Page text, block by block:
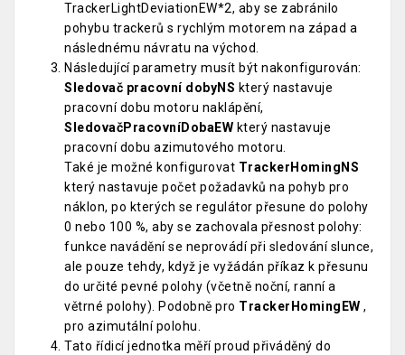
TrackerLightDeviationEW*2, aby se zabránilo
pohybu trackerů s rychlým motorem na západ a
následnému návratu na východ.
Následující parametry musít být nakonfigurován:
Sledovač pracovní dobyNS který nastavuje
pracovní dobu motoru naklápění,
SledovačPracovníDobaEW který nastavuje
pracovní dobu azimutového motoru.
Také je možné konfigurovat TrackerHomingNS
který nastavuje počet požadavků na pohyb pro
náklon, po kterých se regulátor přesune do polohy
0 nebo 100 %, aby se zachovala přesnost polohy:
funkce navádění se neprovádí při sledování slunce,
ale pouze tehdy, když je vyžádán příkaz k přesunu
do určité pevné polohy (včetně noční, ranní a
větrné polohy). Podobně pro TrackerHomingEW ,
pro azimutální polohu.
Tato řídicí jednotka měří proud přiváděný do